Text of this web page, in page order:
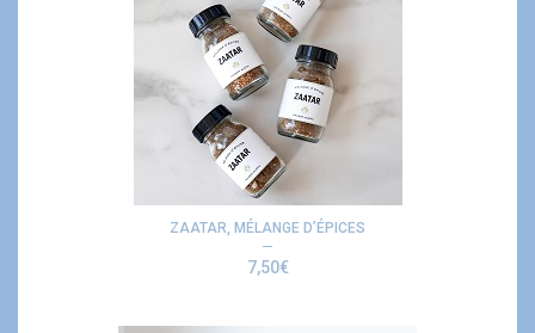
ZAATAR, MÉLANGE D’ÉPICES
7,50€